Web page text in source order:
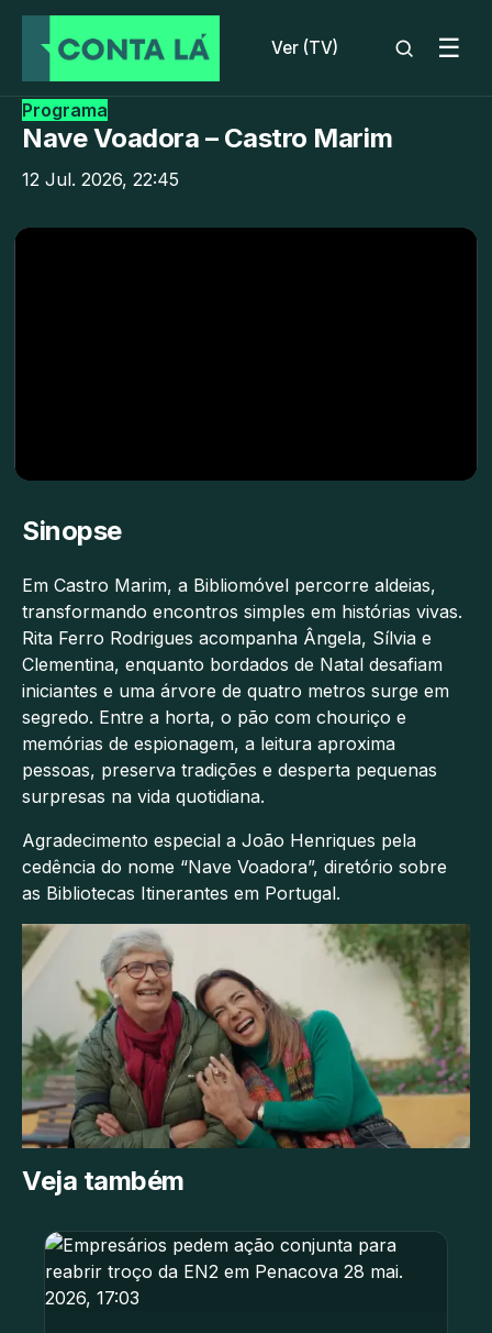
Ver (TV) ☰
Programa
Nave Voadora – Castro Marim
12 Jul. 2026, 22:45
Sinopse
Em Castro Marim, a Bibliomóvel percorre aldeias,
transformando encontros simples em histórias vivas.
Rita Ferro Rodrigues acompanha Ângela, Sílvia e
Clementina, enquanto bordados de Natal desafiam
iniciantes e uma árvore de quatro metros surge em
segredo. Entre a horta, o pão com chouriço e
memórias de espionagem, a leitura aproxima
pessoas, preserva tradições e desperta pequenas
surpresas na vida quotidiana.
Agradecimento especial a João Henriques pela
cedência do nome “Nave Voadora”, diretório sobre
as Bibliotecas Itinerantes em Portugal.
Veja também